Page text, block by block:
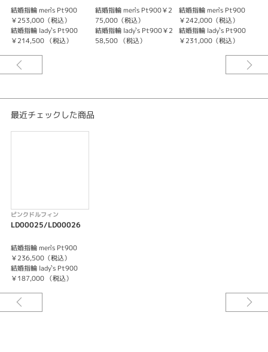
性別
レディース
メンズ
結婚指輪 men`s Pt900
￥253,000（税込）
結婚指輪 lady`s Pt900
￥214,500 （税込）
結婚指輪 men`s Pt900￥2
75,000（税込）
結婚指輪 lady`s Pt900￥2
58,500 （税込）
結婚指輪 men`s Pt900
￥242,000（税込）
結婚指輪 lady`s Pt900
￥231,000（税込）
最近チェックした商品
ピンクドルフィン
LD00025/LD00026
結婚指輪 men`s Pt900
￥236,500（税込）
結婚指輪 lady`s Pt900
￥187,000 （税込）